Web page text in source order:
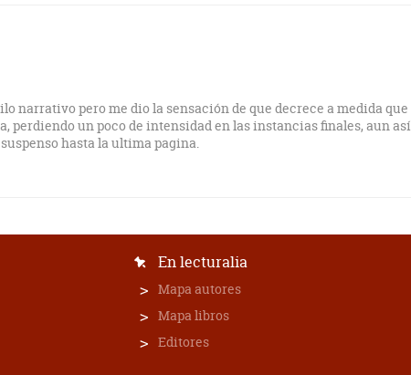
narrativo pero me dio la sensación de que decrece a medida que
perdiendo un poco de intensidad en las instancias finales, aun así
hasta la ultima pagina.
En lecturalia
Mapa autores
Mapa libros
Editores